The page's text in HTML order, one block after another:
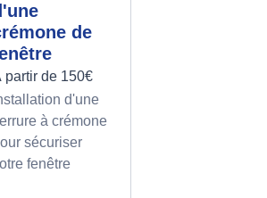
de
partir de 150€
d'une
à crémone
sécuriser
fenêtre